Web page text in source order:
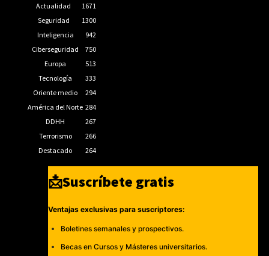
Actualidad
1671
Seguridad
1300
Inteligencia
942
Ciberseguridad
750
Europa
513
Tecnología
333
Oriente medio
294
América del Norte 284
DDHH
267
Terrorismo
266
Destacado
264
📩Suscríbete gratis
Ventajas exclusivas para suscriptores:
Boletines semanales y prospectivos.
Becas en Cursos y Másteres universitarios.